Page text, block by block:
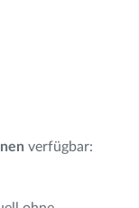
verfügbar: